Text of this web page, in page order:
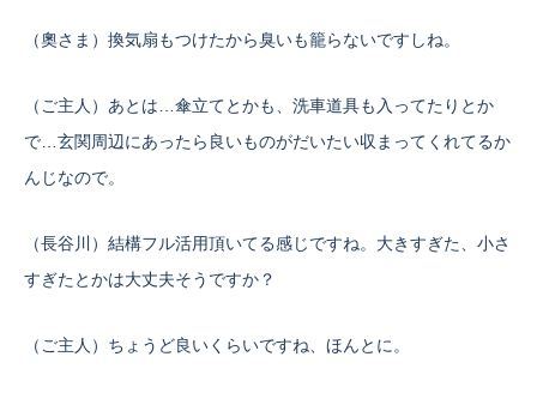
（奧さま）換気扇もつけたから臭いも籠らないですしね。
（ご主人）あとは…傘立てとかも、洗車道具も入ってたりとか
で…玄関周辺にあったら良いものがだいたい収まってくれてるか
んじなので。
（長谷川）結構フル活用頂いてる感じですね。大きすぎた、小さ
すぎたとかは大丈夫そうですか？
（ご主人）ちょうど良いくらいですね、ほんとに。